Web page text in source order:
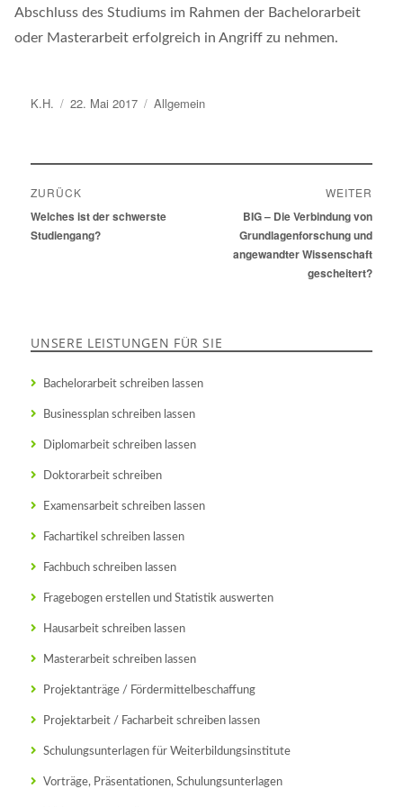
Abschluss des Studiums im Rahmen der Bachelorarbeit
oder Masterarbeit erfolgreich in Angriff zu nehmen.
Autor
K.H.
Veröffentlicht
22. Mai 2017 Kategorien
Allgemein
Beitragsnavigation
ZURÜCK
Vorheriger
Beitrag:
Welches ist der schwerste
Studiengang?
WEITER
NächsterBIG – Die Verbindung von
Grundlagenforschung und
angewandter Wissenschaft
gescheitert?
UNSERE LEISTUNGEN FÜR SIE
Bachelorarbeit schreiben lassen
Businessplan schreiben lassen
Diplomarbeit schreiben lassen
Doktorarbeit schreiben
Examensarbeit schreiben lassen
Fachartikel schreiben lassen
Fachbuch schreiben lassen
Fragebogen erstellen und Statistik auswerten
Hausarbeit schreiben lassen
Masterarbeit schreiben lassen
Projektanträge / Fördermittelbeschaffung
Projektarbeit / Facharbeit schreiben lassen
Schulungsunterlagen für Weiterbildungsinstitute
Vorträge, Präsentationen, Schulungsunterlagen